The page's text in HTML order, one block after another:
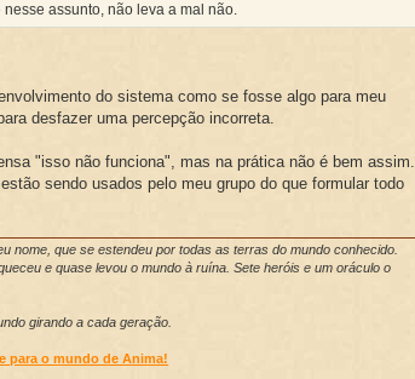
assunto, não leva a mal não.
do sistema como se fosse algo para meu
desfazer uma percepção incorreta.
"isso não funciona", mas na prática não é bem assim.
sendo usados pelo meu grupo do que formular todo
nome, que se estendeu por todas as terras do mundo conhecido.
e quase levou o mundo à ruína. Sete heróis e um oráculo o
girando a cada geração.
para o mundo de Anima!